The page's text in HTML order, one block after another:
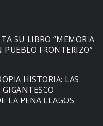
SU LIBRO “MEMORIA
PUEBLO FRONTERIZO”
HISTORIA: LAS
GIGANTESCO
LA PENA LLAGOS